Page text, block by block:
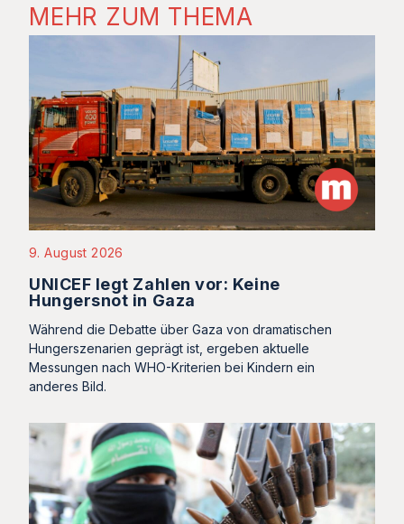
MEHR ZUM THEMA
9. August 2026
UNICEF legt Zahlen vor: Keine
Hungersnot in Gaza
Während die Debatte über Gaza von dramatischen
Hungerszenarien geprägt ist, ergeben aktuelle
Messungen nach WHO-Kriterien bei Kindern ein
anderes Bild.